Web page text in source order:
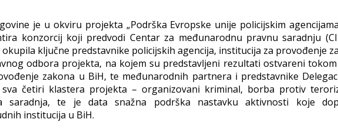
je u okviru projekta „Podrška Evropske unije policijskim
konzorcij koji predvodi Centar za međunarodnu pravnu saradnju
ključne predstavnike policijskih agencija, institucija za provođenje
odbora projekta, na kojem su predstavljeni rezultati ostvareni
zakona u BiH, te međunarodnih partnera i predstavnike
četiri klastera projekta – organizovani kriminal, borba protiv
saradnja, te je data snažna podrška nastavku aktivnosti koje
institucija u BiH.